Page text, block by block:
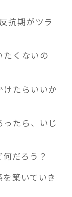
抗期がツラ
くないの
たらいいか
たら、いじ
だろう？
築いていき